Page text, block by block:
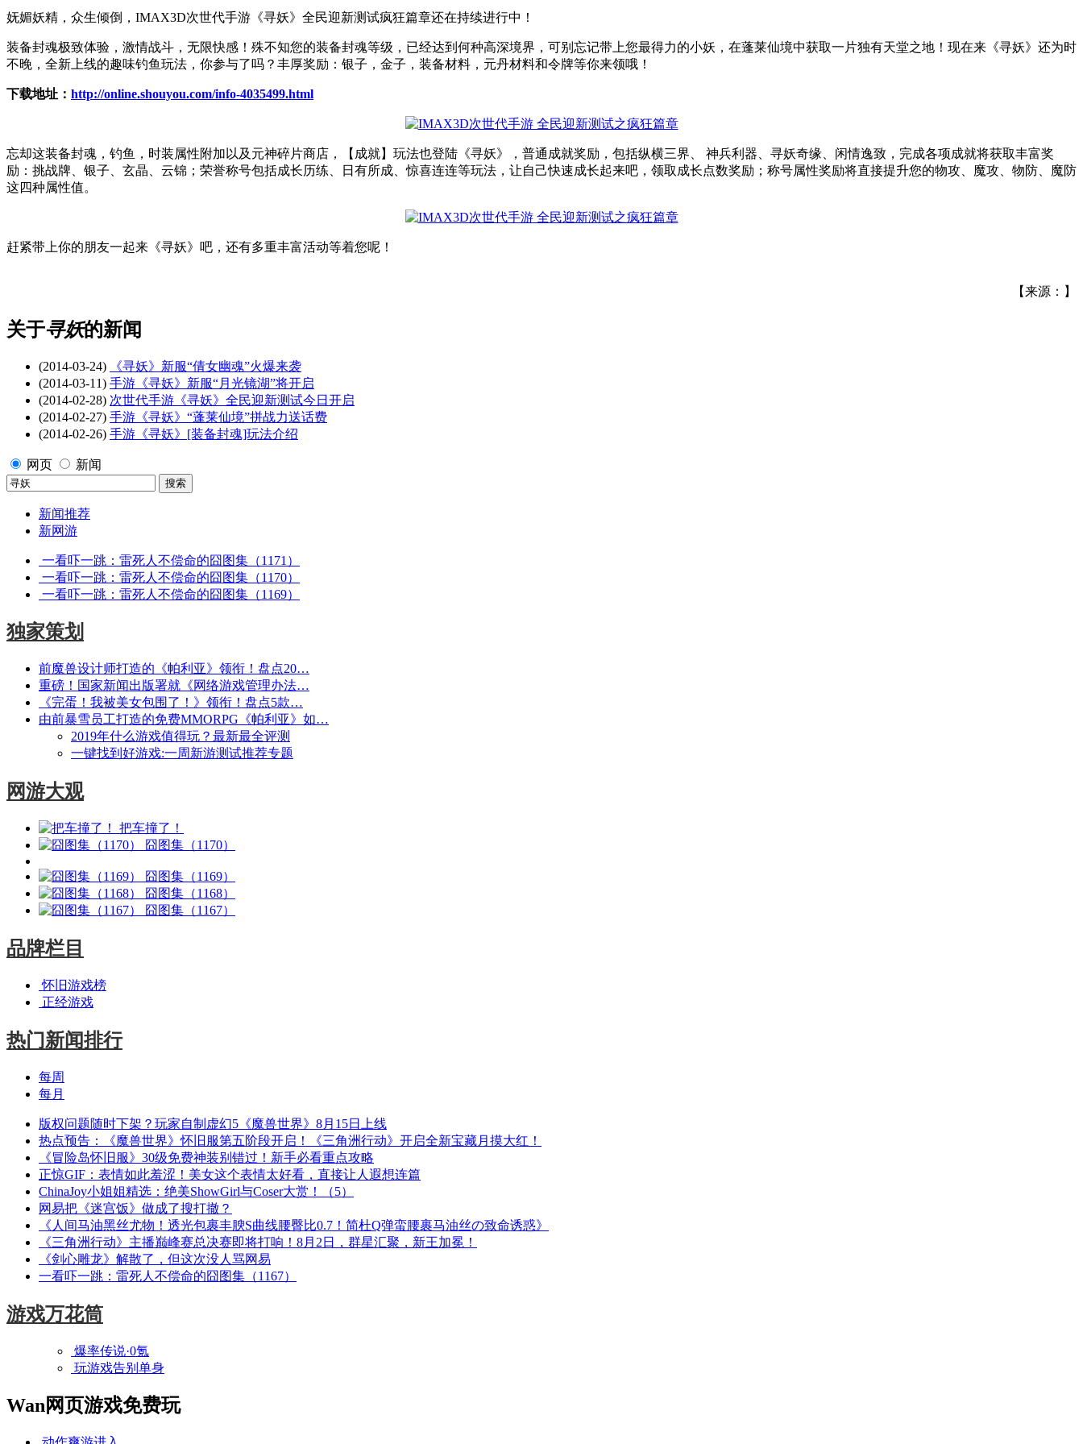
妩媚妖精，众生倾倒，IMAX3D次世代手游《寻妖》全民迎新测试疯狂篇章还在持续进行中！
装备封魂极致体验，激情战斗，无限快感！殊不知您的装备封魂等级，已经达到何种高深境界，可别忘记带上您最得力的小妖，在蓬莱仙境中获取一片独有天堂之地！现在来《寻妖》还为时
不晚，全新上线的趣味钓鱼玩法，你参与了吗？丰厚奖励：银子，金子，装备材料，元丹材料和令牌等你来领哦！
下载地址： http://online.shouyou.com/info-4035499.html
忘却这装备封魂，钓鱼，时装属性附加以及元神碎片商店，【成就】玩法也登陆《寻妖》，普通成就奖励，包括纵横三界、 神兵利器、寻妖奇缘、闲情逸致，完成各项成就将获取丰富奖
励：挑战牌、银子、玄晶、云锦；荣誉称号包括成长历练、日有所成、惊喜连连等玩法，让自己快速成长起来吧，领取成长点数奖励；称号属性奖励将直接提升您的物攻、魔攻、物防、魔防
这四种属性值。
赶紧带上你的朋友一起来《寻妖》吧，还有多重丰富活动等着您呢！
【来源：】
关于寻妖的新闻
(2014-03-24)
《寻妖》新服“倩女幽魂”火爆来袭
(2014-03-11) 手游《寻妖》新服“月光镜湖”将开启
(2014-02-28) 次世代手游《寻妖》全民迎新测试今日开启
(2014-02-27) 手游《寻妖》“蓬莱仙境”拼战力送话费
(2014-02-26) 手游《寻妖》[装备封魂]玩法介绍
网页 新闻
新闻推荐
新网游
一看吓一跳：雷死人不偿命的囧图集（1171）
一看吓一跳：雷死人不偿命的囧图集（1170）
一看吓一跳：雷死人不偿命的囧图集（1169）
独家策划
前魔兽设计师打造的《帕利亚》领衔！盘点20…
重磅！国家新闻出版署就《网络游戏管理办法…
《完蛋！我被美女包围了！》领衔！盘点5款…
由前暴雪员工打造的免费MMORPG《帕利亚》如…
2019年什么游戏值得玩？最新最全评测
一键找到好游戏:一周新游测试推荐专题
网游大观
把车撞了！
囧图集（1170）
囧图集（1169）
囧图集（1168）
囧图集（1167）
品牌栏目
怀旧游戏榜
正经游戏
热门新闻排行
每周
每月
版权问题随时下架？玩家自制虚幻5《魔兽世界》8月15日上线
热点预告：《魔兽世界》怀旧服第五阶段开启！《三角洲行动》开启全新宝藏月摸大红！
《冒险岛怀旧服》30级免费神装别错过！新手必看重点攻略
正惊GIF：表情如此羞涩！美女这个表情太好看，直接让人遐想连篇
ChinaJoy小姐姐精选：绝美ShowGirl与Coser大赏！（5）
网易把《迷宫饭》做成了搜打撤？
《人间马油黑丝尤物！透光包裹丰腴S曲线腰臀比0.7！简杜Q弹蛮腰裹马油丝の致命诱惑》
《三角洲行动》主播巅峰赛总决赛即将打响！8月2日，群星汇聚，新王加冕！
《剑心雕龙》解散了，但这次没人骂网易
一看吓一跳：雷死人不偿命的囧图集（1167）
游戏万花筒
爆率传说·0氪
玩游戏告别单身
Wan网页游戏免费玩